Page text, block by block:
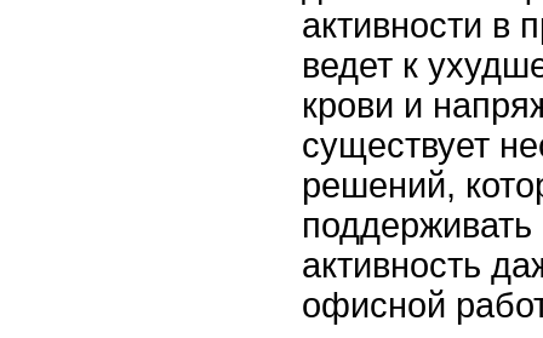
активности в
ведет к
крови и
существует
решений,
активность
офисной